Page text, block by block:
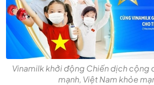
Vinamilk khởi động Chiến dịch cộng
mạnh, Việt Nam khỏe